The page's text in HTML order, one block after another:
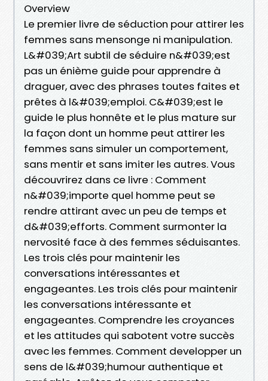
Overview
Le premier livre de séduction pour attirer les
femmes sans mensonge ni manipulation.
L&#039;Art subtil de séduire n&#039;est
pas un énième guide pour apprendre à
draguer, avec des phrases toutes faites et
prêtes à l&#039;emploi. C&#039;est le
guide le plus honnête et le plus mature sur
la façon dont un homme peut attirer les
femmes sans simuler un comportement,
sans mentir et sans imiter les autres. Vous
découvrirez dans ce livre : Comment
n&#039;importe quel homme peut se
rendre attirant avec un peu de temps et
d&#039;efforts. Comment surmonter la
nervosité face à des femmes séduisantes.
Les trois clés pour maintenir les
conversations intéressantes et
engageantes. Les trois clés pour maintenir
les conversations intéressante et
engageantes. Comprendre les croyances
et les attitudes qui sabotent votre succès
avec les femmes. Comment developper un
sens de l&#039;humour authentique et